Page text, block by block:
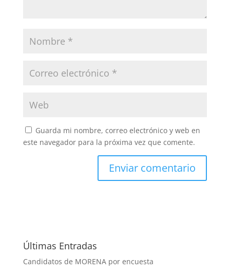
Guarda mi nombre, correo electrónico y web en
este navegador para la próxima vez que comente.
Últimas Entradas
Candidatos de MORENA por encuesta